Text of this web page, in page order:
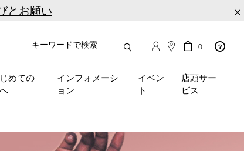
×
とお願い
めての
インフォメーシ
ョン
イベン
ト
店頭サー
ビス
カ
タ
検
use
(or
カ
の
商
品
0